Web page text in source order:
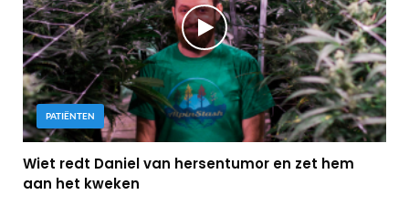
PATIËNTEN
Wiet redt Daniel van hersentumor en zet hem
aan het kweken